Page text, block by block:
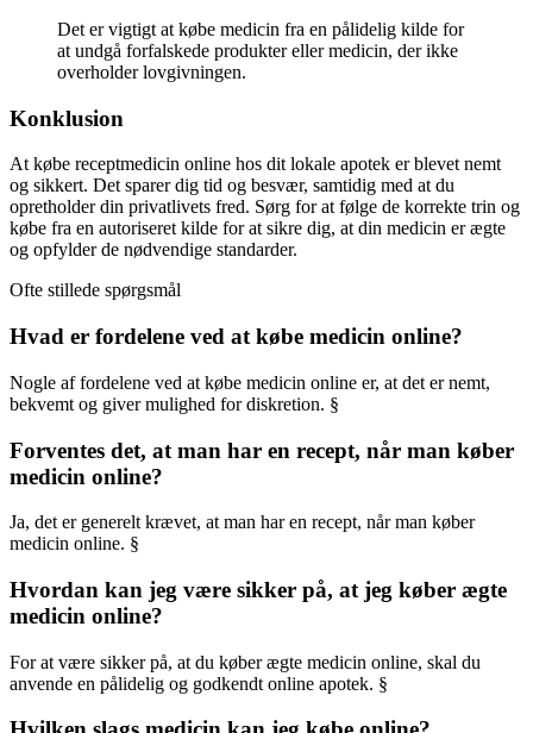
Det er vigtigt at købe medicin fra en pålidelig kilde for
at undgå forfalskede produkter eller medicin, der ikke
overholder lovgivningen.
Konklusion
At købe receptmedicin online hos dit lokale apotek er blevet nemt
og sikkert. Det sparer dig tid og besvær, samtidig med at du
opretholder din privatlivets fred. Sørg for at følge de korrekte trin og
købe fra en autoriseret kilde for at sikre dig, at din medicin er ægte
og opfylder de nødvendige standarder.
Ofte stillede spørgsmål
Hvad er fordelene ved at købe medicin online?
Nogle af fordelene ved at købe medicin online er, at det er nemt,
bekvemt og giver mulighed for diskretion. §
Forventes det, at man har en recept, når man køber
medicin online?
Ja, det er generelt krævet, at man har en recept, når man køber
medicin online. §
Hvordan kan jeg være sikker på, at jeg køber ægte
medicin online?
For at være sikker på, at du køber ægte medicin online, skal du
anvende en pålidelig og godkendt online apotek. §